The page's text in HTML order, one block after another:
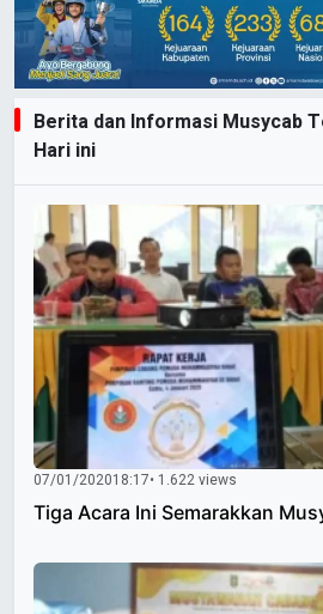
Berita dan Informasi Musycab
Hari ini
07/01/202018:17• 1.622 views
Tiga Acara Ini Semarakkan